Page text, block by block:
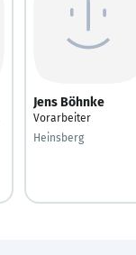
Jens Böhnke
Vorarbeiter
Heinsberg